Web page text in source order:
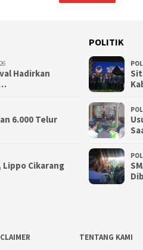
Hadirkan
6.000 Telur
Lippo Cikarang
POLITIK
TENTANG KAMI